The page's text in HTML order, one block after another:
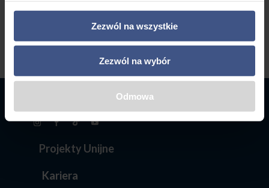
Zezwól na wszystkie
Zezwól na wybór
Odmowa
Projekty Unijne
Kariera